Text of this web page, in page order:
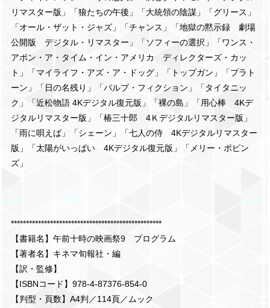
リマスター版」「狼たちの午後」「大統領の陰謀」「グリース」
「オール・ザット・ジャズ」「チャンス」「地獄の黙示録 劇場
公開版 デジタル・リマスター」「ソフィーの選択」「ワンス・
アポン・ア・タイム・イン・アメリカ ディレクターズ・カッ
ト」「マイライフ・アズ・ア・ドッグ」「トップガン」「プラト
ーン」「日の名残り」「パルプ・フィクション」「タイタニッ
ク」「近松物語 4Kデジタル復元版」「裸の島」「用心棒 4Kデ
ジタルリマスター版」「椿三十郎 4Ｋデジタルリマスター版」
「雨に唄えば」「シェーン」「七人の侍 4Kデジタルリマスター
版」「太陽がいっぱい 4Kデジタル復元版」「メリー・ポピン
ズ」
**************************************************
【書籍名】午前十時の映画祭9 プログラム
【著者名】キネマ旬報社・編
【訳・監修】
【ISBNコード】978-4-87376-854-0
【判型・頁数】A4判／114頁／ムック